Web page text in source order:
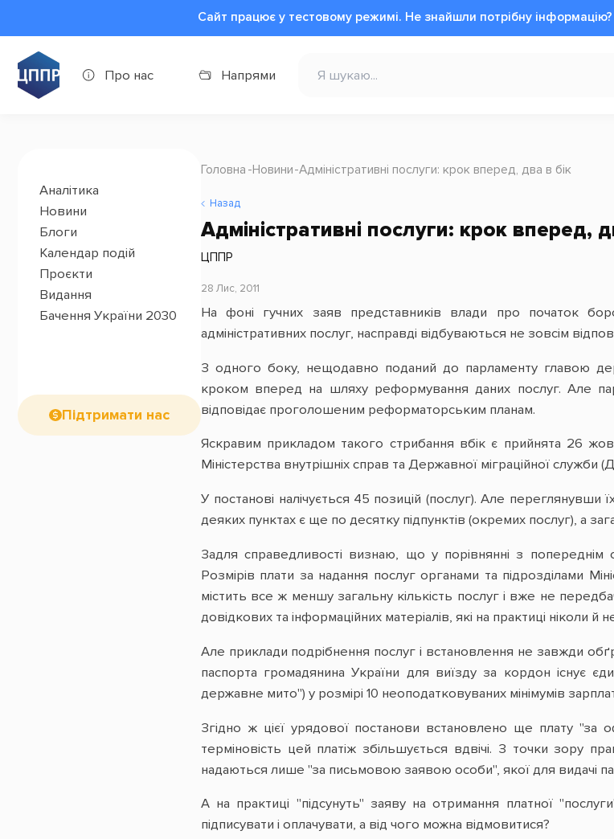
Сайт працює у тестовому режимі. Не знайшли потрібну інформацію?
Про нас Напрями
Аналітика
Новини
Блоги
Календар подій
Проєкти
Видання
Бачення України 2030
Підтримати нас
Головна Новини Адміністративні послуги: крок вперед, два в бік
Назад
Адміністративні послуги: крок вперед,
ЦППР
28 Лис, 2011
На фоні гучних заяв представників влади про початок
адміністративних послуг, насправді відбуваються не зовсім
З одного боку, нещодавно поданий до парламенту главою
кроком вперед на шляху реформування даних послуг. Але
відповідає проголошеним реформаторським планам.
Яскравим прикладом такого стрибання вбік є прийнята 26
Міністерства внутрішніх справ та Державної міграційної служби
У постанові налічується 45 позицій (послуг). Але
деяких пунктах є ще по десятку підпунктів (окремих послуг), а
Задля справедливості визнаю, що у порівнянні з
Розмірів плати за надання послуг органами та підрозділами
містить все ж меншу загальну кількість послуг і вже не
довідкових та інформаційних матеріалів, які на практиці ніколи
Але приклади подрібнення послуг і встановлення не завжди
паспорта громадянина України для виїзду за кордон існує
державне мито") у розмірі 10 неоподатковуваних мінімумів
Згідно ж цієї урядової постанови встановлено ще плату
терміновість цей платіж збільшується вдвічі. З точки зору
надаються лише "за письмовою заявою особи", якої для видачі
А на практиці "підсунуть" заяву на отримання платної
підписувати і оплачувати, а від чого можна відмовитися?